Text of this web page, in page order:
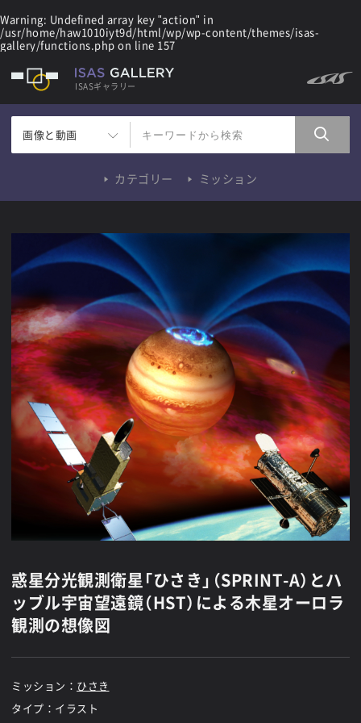
Warning: Undefined array key "action" in
/usr/home/haw1010iyt9d/html/wp/wp-content/themes/isas-
gallery/functions.php on line 157
ISASギャラリー
画像と動画
カテゴリー ミッション
惑星分光観測衛星「ひさき」（SPRINT-A）とハ
ッブル宇宙望遠鏡（HST）による木星オーロラ
観測の想像図
ミッション： ひさき
タイプ：イラスト